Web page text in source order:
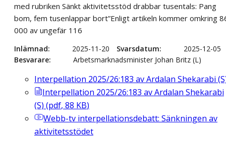
med rubriken Sänkt aktivitetsstöd drabbar tusentals: Pang
bom, fem tusenlappar bort”Enligt artikeln kommer omkring
000 av ungefär 116
Inlämnad 2025-11-20 Svarsdatum
2025-12-05
Besvarare
Arbetsmarknadsminister Johan Britz (L)
Interpellation 2025/26:183 av Ardalan Shekarabi
Interpellation 2025/26:183 av Ardalan Shekarabi
(S) (pdf, 88 KB)
Webb-tv interpellationsdebatt: Sänkningen av
aktivitetsstödet